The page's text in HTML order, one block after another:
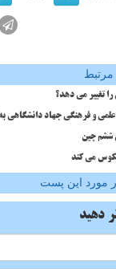
مرتبط
را تغییر می دهد؟
و فرهنگی جهاد دانشگاهی
ششم چین
می کند
مورد این پست
دهید